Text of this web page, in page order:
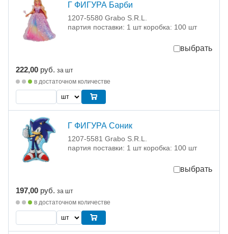
Г ФИГУРА Барби
1207-5580 Grabo S.R.L.
партия поставки: 1 шт коробка: 100 шт
выбрать
222,00 руб. за шт
в достаточном количестве
Г ФИГУРА Соник
1207-5581 Grabo S.R.L.
партия поставки: 1 шт коробка: 100 шт
выбрать
197,00 руб. за шт
в достаточном количестве